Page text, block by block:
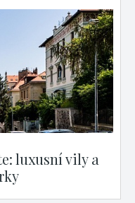
luxusní vily a